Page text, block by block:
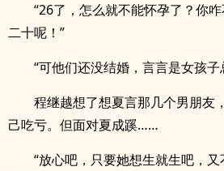
“26了，怎么就不能怀孕了？你
二十呢！”
“可他们还没结婚，言言是女孩
程继越想了想夏言那几个男朋友
己吃亏。但面对夏成蹊……
“放心吧，只要她想生就生吧，